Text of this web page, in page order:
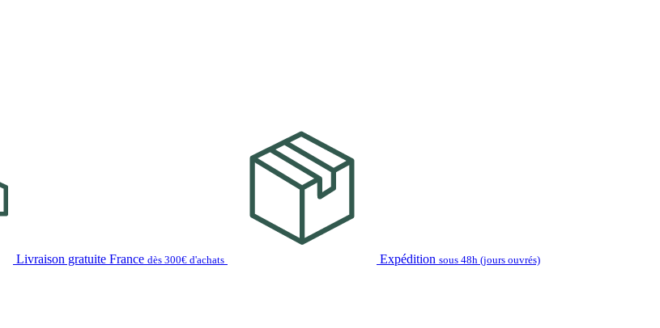
Livraison gratuite France dès 300€ d'achats Expédition sous 48h (jours ouvrés)